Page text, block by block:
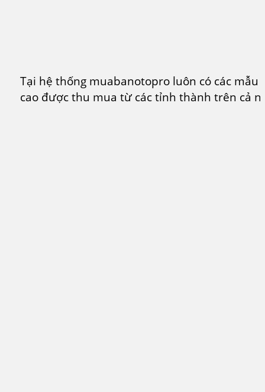
Tại hệ thống muabanotopro luôn có các mẫu
cao được thu mua từ các tỉnh thành trên cả